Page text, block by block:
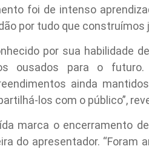
foi de intenso
por tudo que construímos
por sua habilidade
ousados para o
ainda
los com o público”,
marca o encerramento
do apresentador. “Foram